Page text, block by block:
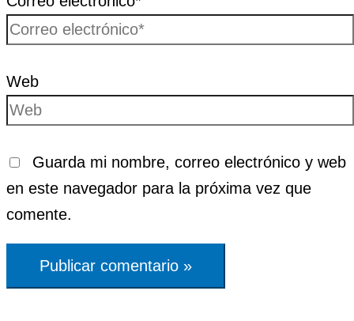
Web
Guarda mi nombre, correo electrónico y web
en este navegador para la próxima vez que
comente.